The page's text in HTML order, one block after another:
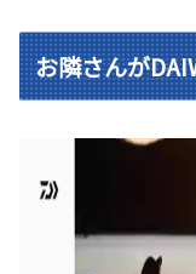
お隣さんが